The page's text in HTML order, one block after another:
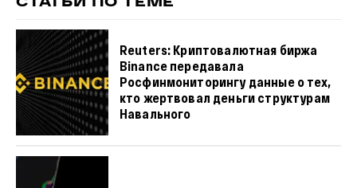
СТАТЬИ ПО ТЕМЕ
Reuters: Криптовалютная биржа
Binance передавала
Росфинмониторингу данные о тех,
кто жертвовал деньги структурам
Навального